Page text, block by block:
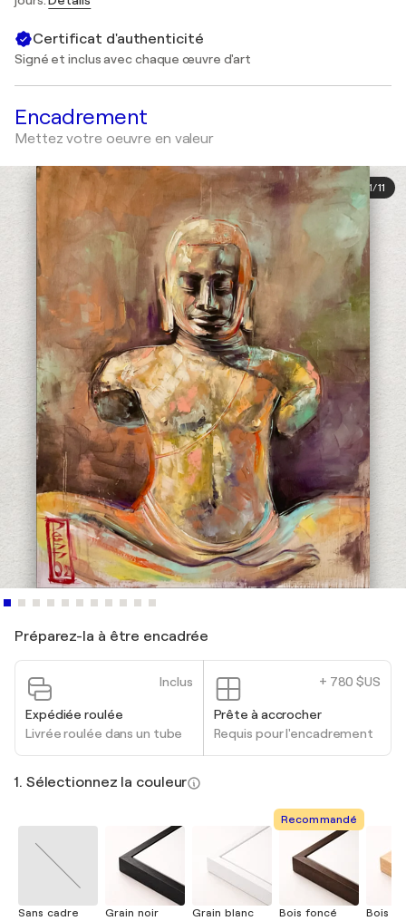
Certificat d'authenticité
Signé et inclus avec chaque œuvre d'art
Encadrement
Mettez votre oeuvre en valeur
1/11
Préparez-la à être encadrée
Inclus
Expédiée roulée
Livrée roulée dans un tube
+ 780 $US
Prête à accrocher
Requis pour l'encadrement
1. Sélectionnez la couleur
Sans cadre
Grain noir
Grain blanc
Recommandé
Bois foncé
Bois